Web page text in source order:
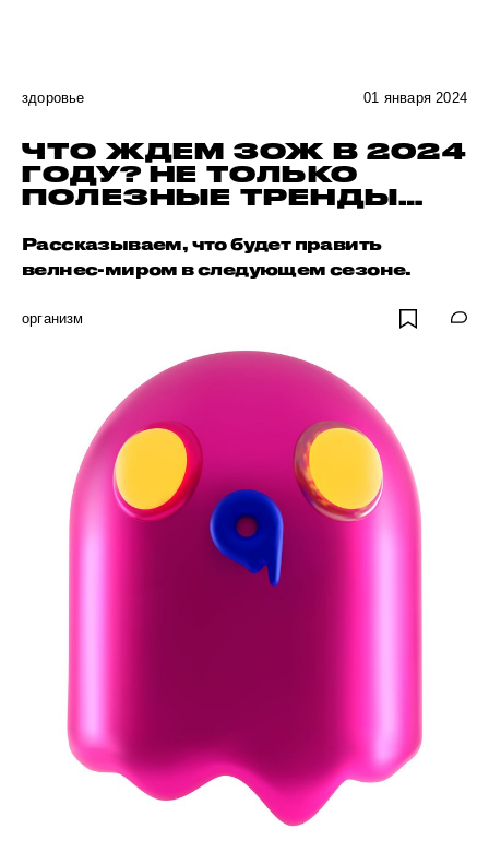
здоровье 01 января 2024
ЧТО ЖДЕМ ЗОЖ В 2024
ГОДУ? НЕ ТОЛЬКО
ПОЛЕЗНЫЕ ТРЕНДЫ…
Рассказываем, что будет править
велнес-миром в следующем сезоне.
организм